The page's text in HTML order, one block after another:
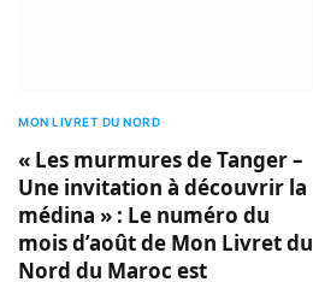
MON LIVRET DU NORD
« Les murmures de Tanger –
Une invitation à découvrir la
médina » : Le numéro du
mois d’août de Mon Livret du
Nord du Maroc est